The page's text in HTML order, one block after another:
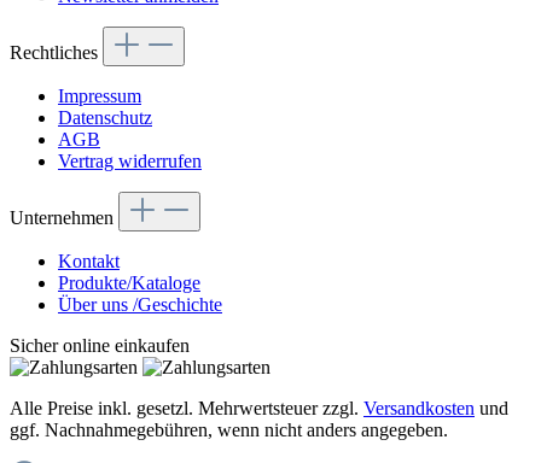
Rechtliches
Impressum
Datenschutz
AGB
Vertrag widerrufen
Unternehmen
Kontakt
Produkte/Kataloge
Über uns /Geschichte
Sicher online einkaufen
Alle Preise inkl. gesetzl. Mehrwertsteuer zzgl. Versandkosten und
ggf. Nachnahmegebühren, wenn nicht anders angegeben.